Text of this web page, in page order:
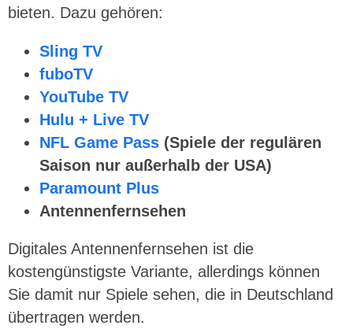
bieten. Dazu gehören:
Sling TV
fuboTV
YouTube TV
Hulu + Live TV
NFL Game Pass (Spiele der regulären
Saison nur außerhalb der USA)
Paramount Plus
Antennenfernsehen
Digitales Antennenfernsehen ist die
kostengünstigste Variante, allerdings können
Sie damit nur Spiele sehen, die in Deutschland
übertragen werden.